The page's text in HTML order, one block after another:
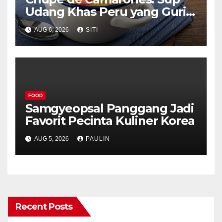
Udang Khas Peru yang Gurih
Lezat
AUG 6, 2026 SITI
FOOD
Samgyeopsal Panggang Jadi
Favorit Pecinta Kuliner Korea
AUG 5, 2026 PAULIN
Recent Posts